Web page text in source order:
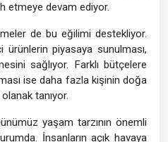
etmeye devam ediyor.
de bu eğilimi destekliyor.
ürünlerin piyasaya sunulması,
sağlıyor. Farklı bütçelere
ise daha fazla kişinin doğa
tanıyor.
yaşam tarzının önemli
İnsanların açık havaya